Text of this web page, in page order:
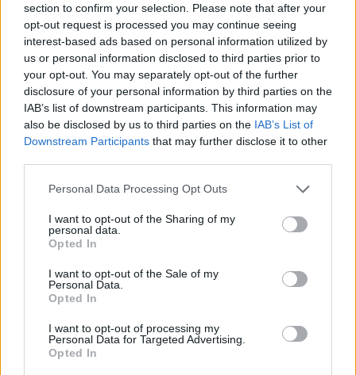
section to confirm your selection. Please note that after your
opt-out request is processed you may continue seeing
interest-based ads based on personal information utilized by
us or personal information disclosed to third parties prior to
your opt-out. You may separately opt-out of the further
disclosure of your personal information by third parties on the
IAB’s list of downstream participants. This information may
also be disclosed by us to third parties on the IAB’s List of
Downstream Participants that may further disclose it to other
Please note that this website/app uses one or more Google
not limited to your visit or usage behaviour. You may click to
grant or deny consent to Google and its third-party tags to
use your data for below specified purposes in below Google
consent section.
Personal Data Processing Opt Outs
I want to opt-out of the Sharing of my
personal data.
Opted In
I want to opt-out of the Sale of my
Personal Data.
Opted In
I want to opt-out of processing my
Personal Data for Targeted Advertising.
Opted In
CSILLAGOK, HULLÓCSILLAGOK ÉS
NAPFOGYATKOZÁS: KÜLÖNLEGES CSILLAGÁSZATI
PROGRAMOK JÖNNEK GYŐRBEN ÉS NYÚLON
Három estén is az égbolt kerül a középpontba: távcsöves
megfigyelések, zenés installációk és lézeres csillagtúrák mellett
augusztus 12-én egy látványos részleges napfogyatkozást is
megfigyelhetnek az érdeklődők.